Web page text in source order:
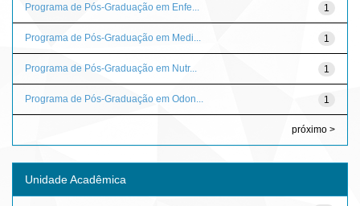
1
Programa de Pós-Graduação em Enfe...
1
Programa de Pós-Graduação em Medi...
1
Programa de Pós-Graduação em Nutr...
1
Programa de Pós-Graduação em Odon...
próximo >
Unidade Acadêmica